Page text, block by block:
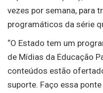
vezes por semana, para
programáticos da série
“O Estado tem um
de Mídias da Educação
conteúdos estão
suporte. Faço essa